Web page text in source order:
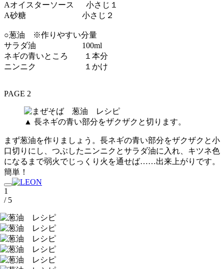
Aオイスターソース 小さじ１
A砂糖 小さじ２
○葱油 ※作りやすい分量
サラダ油 100ml
ネギの青いところ １本分
ニンニク １かけ
PAGE 2
▲ 長ネギの青い部分をザクザクと切ります。
まず葱油を作りましょう。長ネギの青い部分をザクザクと小
口切りにし、つぶしたニンニクとサラダ油に入れ、キツネ色
になるまで弱火でじっくり火を通せば……出来上がりです。
簡単！
1
/ 5